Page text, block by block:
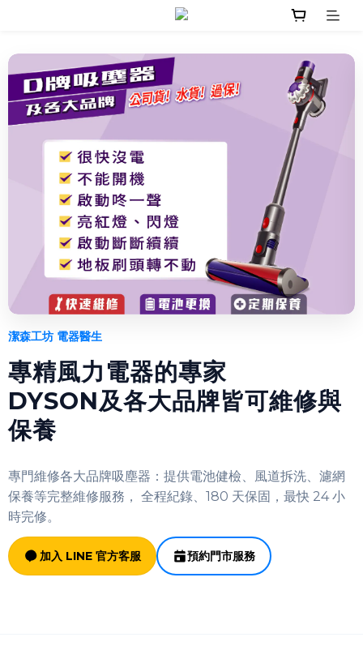
潔森工坊 電器醫生
專精風力電器的專家
DYSON及各大品牌皆可維修與
保養
專門維修各大品牌吸塵器：提供電池健檢、風道拆洗、濾網
保養等完整維修服務， 全程紀錄、180 天保固，最快 24 小
時完修。
加入 LINE 官方客服 預約門市服務